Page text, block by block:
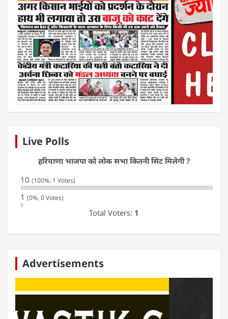
Live Polls
हरियाणा भाजपा को लोक सभा कितनी सिट मिलेगी ?
10 (100%, 1 Votes)
1 (0%, 0 Votes)
Total Voters: 1
Advertisements